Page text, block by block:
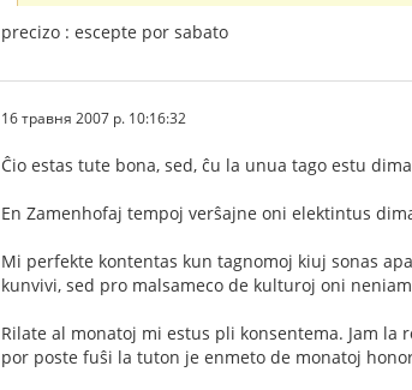
precizo : escepte por sabato
16 травня 2007 р. 10:16:32
Ĉio estas tute bona, sed, ĉu la unua tago estu
En Zamenhofaj tempoj verŝajne oni elektintus
Mi perfekte kontentas kun tagnomoj kiuj sonas
kunvivi, sed pro malsameco de kulturoj oni
Rilate al monatoj mi estus pli konsentema. Jam la
por poste fuŝi la tuton je enmeto de monatoj